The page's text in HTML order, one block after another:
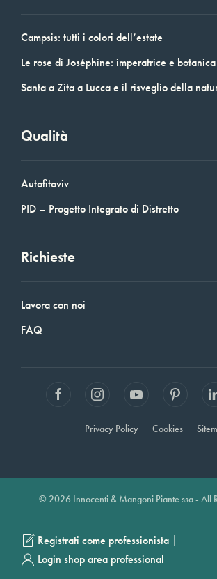
Campsis: tutti i colori dell’estate
Le rose di Joséphine: imperatrice e botanica
Santa a Zita a Lucca e il risveglio della
Qualità
Autofitoviv
PID – Progetto Integrato di Distretto
Richieste
Lavora con noi
FAQ
Privacy Policy Cookies
© 2026 Innocenti & Mangoni Piante ssa - All
Registrati come professionista |
Login shop area professional